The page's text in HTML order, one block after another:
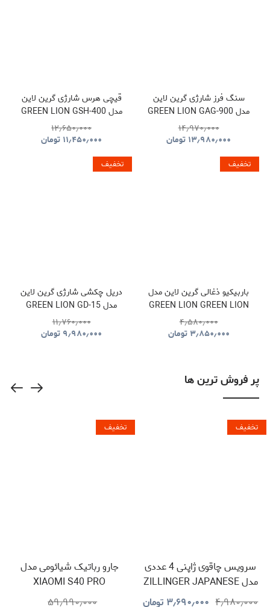
سنگ فرز شارژی گرین لاین
مدل GREEN LION GAG-900
CORDLESS ANGLE
GRINDER TOOL
۱۴٫۹۷۰٫۰۰۰
۱۳٫۹۸۰٫۰۰۰ تومان
قیچی هرس شارژی گرین لاین
مدل GREEN LION GSH-400
ELECTRIC PRUNING
SHEARS TOOL CORDLESS
۱۲٫۶۵۰٫۰۰۰
۱۱٫۴۵۰٫۰۰۰ تومان
تخفیف
باربیکیو ذغالی گرین لاین مدل
GREEN LION GREEN LION
QUDRA FOLDABLE BBQ
GRILL GNQDRBBQSTBK
۴٫۵۸۰٫۰۰۰
۳٫۸۵۰٫۰۰۰ تومان
تخفیف
دریل چکشی شارژی گرین لاین
مدل GREEN LION GD-15
PRO DRIVE CORDLESS
HAMMER DRILL
۱۱٫۷۶۰٫۰۰۰
۹٫۹۸۰٫۰۰۰ تومان
پر فروش ترین ها
تخفیف
سرویس چاقوی ژاپنی 4 عددی
مدل ZILLINGER JAPANESE
KNIVES۴٫۹۸۰٫۰۰۰ ۳٫۶۹۰٫۰۰۰ تومان
تخفیف
جارو رباتیک شیائومی مدل
XIAOMI S40 PRO
۵۹٫۹۹۰٫۰۰۰